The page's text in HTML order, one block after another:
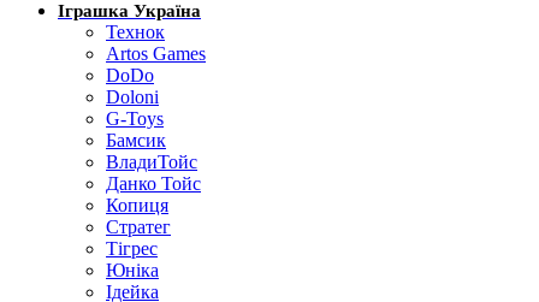
Іграшка Україна
Технок
Artos Games
DoDo
Doloni
G-Toys
Бамсик
ВладиТойс
Данко Тойс
Копиця
Стратег
Тігрес
Юніка
Ідейка